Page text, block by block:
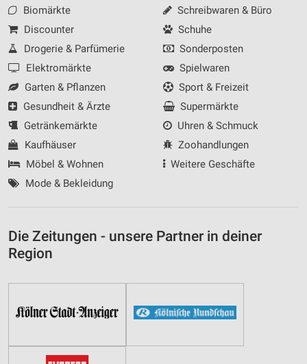
Biomärkte
Discounter
Drogerie & Parfümerie
Elektromärkte
Garten & Pflanzen
Gesundheit & Ärzte
Getränkemärkte
Kaufhäuser
Möbel & Wohnen
Mode & Bekleidung
Schreibwaren & Büro
Schuhe
Sonderposten
Spielwaren
Sport & Freizeit
Supermärkte
Uhren & Schmuck
Zoohandlungen
Weitere Geschäfte
Die Zeitungen - unsere Partner in deiner
Region